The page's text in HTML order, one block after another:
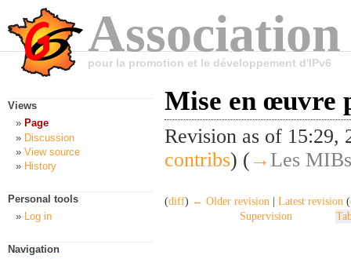
pour la promotion et le développement d'IPv6
Mise en œuvre
Revision as of 15:29,
contribs) ( → Les MIBs
(diff) ← Older revision Latest revision (
Supervision
Views
Page
Discussion
View source
History
Personal tools
Log in
Navigation